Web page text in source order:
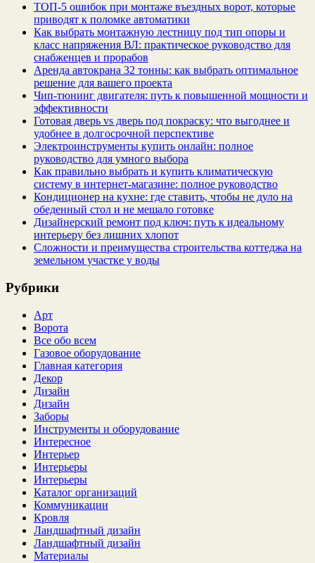
ТОП-5 ошибок при монтаже въездных ворот, которые
приводят к поломке автоматики
Как выбрать монтажную лестницу под тип опоры и
класс напряжения ВЛ: практическое руководство для
снабженцев и прорабов
Аренда автокрана 32 тонны: как выбрать оптимальное
решение для вашего проекта
Чип‑тюнинг двигателя: путь к повышенной мощности и
эффективности
Готовая дверь vs дверь под покраску: что выгоднее и
удобнее в долгосрочной перспективе
Электроинструменты купить онлайн: полное
руководство для умного выбора
Как правильно выбрать и купить климатическую
систему в интернет‑магазине: полное руководство
Кондиционер на кухне: где ставить, чтобы не дуло на
обеденный стол и не мешало готовке
Дизайнерский ремонт под ключ: путь к идеальному
интерьеру без лишних хлопот
Сложности и преимущества строительства коттеджа на
земельном участке у воды
Рубрики
Арт
Ворота
Все обо всем
Газовое оборудование
Главная категория
Декор
Дизайн
Дизайн
Заборы
Инструменты и оборудование
Интересное
Интерьер
Интерьеры
Интерьеры
Каталог организаций
Коммуникации
Кровля
Ландшафтный дизайн
Ландшафтный дизайн
Материалы